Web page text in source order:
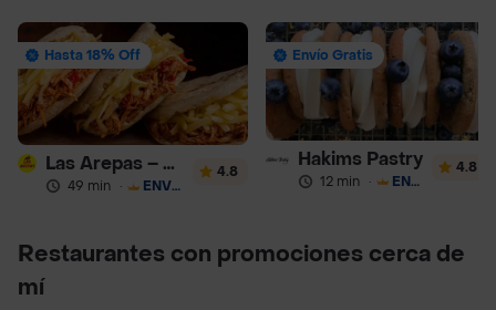
Hasta 18% Off
Las Arepas – Arepas Rellenas
49 min · ENVÍO GRATIS
4.8
Envío Gratis
Hakims Pastry
12 min · ENVÍO GRATIS
4.8
Restaurantes con promociones cerca de
mí